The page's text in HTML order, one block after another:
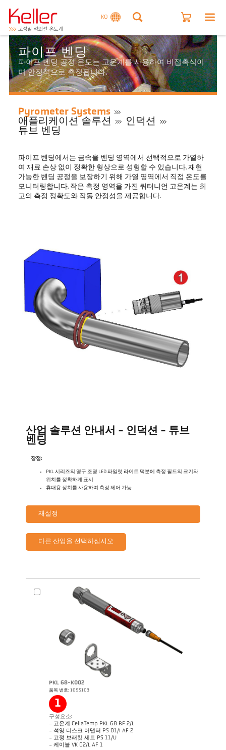
KO
파이프 벤딩
파이프 벤딩 공정 온도는 고온계를 사용하여 비접촉식이
며 안정적으로 측정됩니다.
Pyrometer Systems
애플리케이션 솔루션
인덕션
튜브 벤딩
파이프 벤딩에서는 금속을 벤딩 영역에서 선택적으로 가열하
여 재료 손상 없이 정확한 형상으로 성형할 수 있습니다. 재현
가능한 벤딩 공정을 보장하기 위해 가열 영역에서 직접 온도를
모니터링합니다. 작은 측정 영역을 가진 쿼터니언 고온계는 최
고의 측정 정확도와 작동 안정성을 제공합니다.
산업 솔루션 안내서 - 인덕션 - 튜브
벤딩
장점:
PKL 시리즈의 영구 조명 LED 파일럿 라이트 덕분에 측정 필드의 크기와
위치를 정확하게 표시
휴대용 장치를 사용하여 측정 제어 가능
재설정
다른 산업을 선택하십시오
PKL 68-K002
품목 번호: 1095103
1
구성요소:
- 고온계 CellaTemp PKL 68 BF 2/L
- 석영 디스크 어댑터 PS 01/I AF 2
- 고정 브래킷 세트 PS 11/U
- 케이블 VK 02/L AF 1
제품 카다로그 CellaTemp PK PKF PKL